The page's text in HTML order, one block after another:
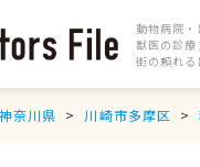
動物病院・
獣医の診
街の頼れ
神奈川県 川崎市多摩区